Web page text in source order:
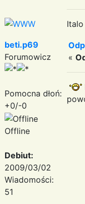
beti.p69
Forumowicz
Pomocna dłoń:
+0/-0
Offline
Debiut:
2009/03/02
Wiadomości:
51
«